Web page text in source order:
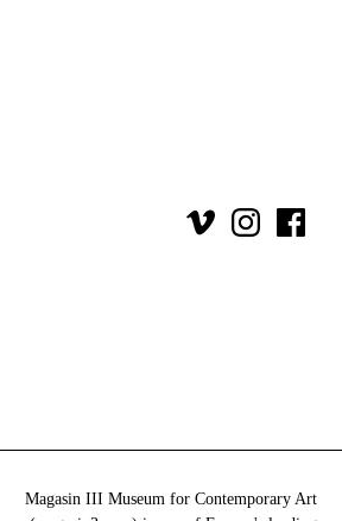
Magasin III Museum for Contemporary Art